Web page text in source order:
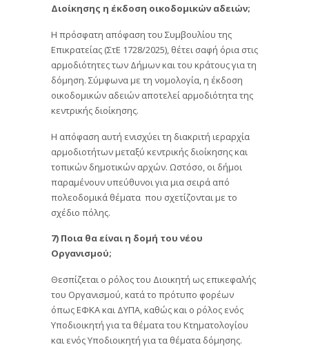
Διοίκησης η έκδοση οικοδομικών αδειών;
Η πρόσφατη απόφαση του Συμβουλίου της
Επικρατείας (ΣτΕ 1728/2025), θέτει σαφή όρια στις
αρμοδιότητες των Δήμων και του κράτους για τη
δόμηση. Σύμφωνα με τη νομολογία, η έκδοση
οικοδομικών αδειών αποτελεί αρμοδιότητα της
κεντρικής διοίκησης.
Η απόφαση αυτή ενισχύει τη διακριτή ιεραρχία
αρμοδιοτήτων μεταξύ κεντρικής διοίκησης και
τοπικών δημοτικών αρχών. Ωστόσο, οι δήμοι
παραμένουν υπεύθυνοι για μια σειρά από
πολεοδομικά θέματα που σχετίζονται με το
σχέδιο πόλης.
7) Ποια θα είναι η δομή του νέου
Οργανισμού;
Θεσπίζεται ο ρόλος του Διοικητή ως επικεφαλής
του Οργανισμού, κατά το πρότυπο φορέων
όπως ΕΦΚΑ και ΔΥΠΑ, καθώς και ο ρόλος ενός
Υποδιοικητή για τα θέματα του Κτηματολογίου
και ενός Υποδιοικητή για τα θέματα δόμησης.